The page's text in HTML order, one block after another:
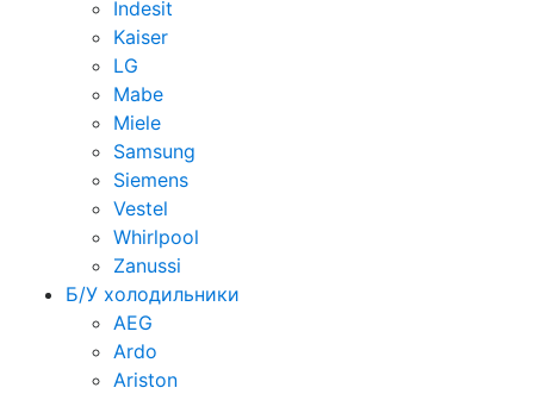
Indesit
Kaiser
LG
Mabe
Miele
Samsung
Siemens
Vestel
Whirlpool
Zanussi
Б/У холодильники
AEG
Ardo
Ariston